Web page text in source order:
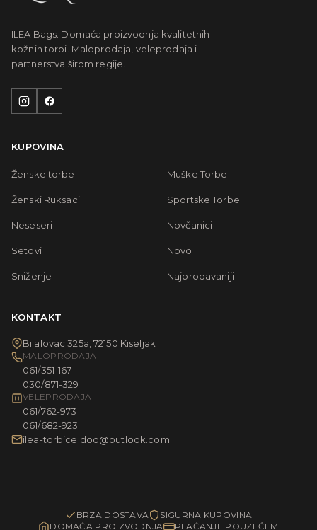
ILEA Bags. Domaća proizvodnja kvalitetnih
kožnih torbi. Maloprodaja, veleprodaja i
partnerstva širom regije.
KUPOVINA
Ženske torbe Muške Torbe
Ženski Ruksaci Sportske Torbe
Neseseri Novčanici
Setovi Novo
Sniženje Najprodavaniji
KONTAKT
Bilalovac 325a, 72150 Kiseljak
MALOPRODAJA
061/351-167
030/871-329
VELEPRODAJA
061/762-973
061/682-923
ilea-torbice.doo@outlook.com
BRZA DOSTAVA
SIGURNA KUPOVINA
DOMAĆA PROIZVODNJA
PLAĆANJE POUZEĆEM